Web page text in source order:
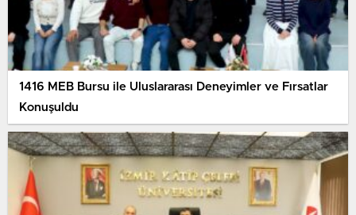
1416 MEB Bursu ile Uluslararası Deneyimler ve Fırsatlar
Konuşuldu